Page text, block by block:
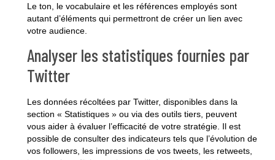
Le ton, le vocabulaire et les références employés sont
autant d’éléments qui permettront de créer un lien avec
votre audience.
Analyser les statistiques fournies par
Twitter
Les données récoltées par Twitter, disponibles dans la
section « Statistiques » ou via des outils tiers, peuvent
vous aider à évaluer l’efficacité de votre stratégie. Il est
possible de consulter des indicateurs tels que l’évolution de
vos followers, les impressions de vos tweets, les retweets,